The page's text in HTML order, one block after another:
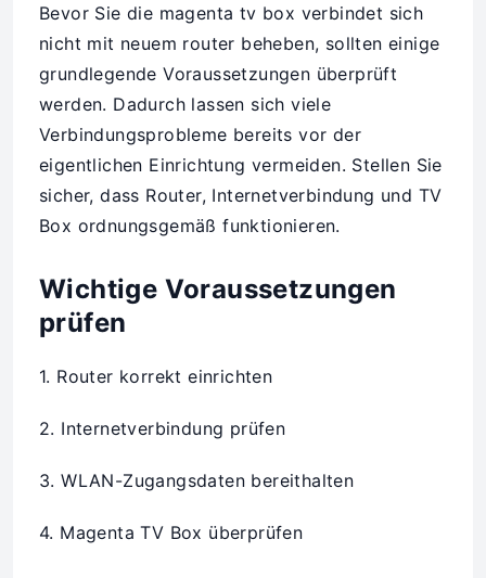
Bevor Sie die magenta tv box verbindet sich
nicht mit neuem router beheben, sollten einige
grundlegende Voraussetzungen überprüft
werden. Dadurch lassen sich viele
Verbindungsprobleme bereits vor der
eigentlichen Einrichtung vermeiden. Stellen Sie
sicher, dass Router, Internetverbindung und TV
Box ordnungsgemäß funktionieren.
Wichtige Voraussetzungen
prüfen
1. Router korrekt einrichten
2. Internetverbindung prüfen
3. WLAN-Zugangsdaten bereithalten
4. Magenta TV Box überprüfen